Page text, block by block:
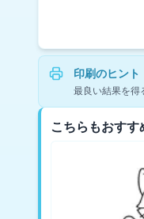
印刷のヒント
最良い結果を得
こちらもおすす